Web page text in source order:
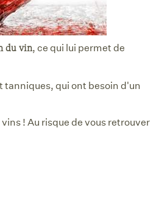
du vin, ce qui lui permet de
tanniques, qui ont besoin d'un
! Au risque de vous retrouver